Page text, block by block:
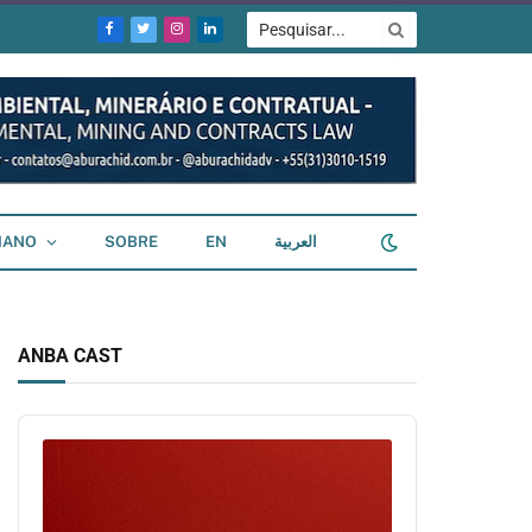
Facebook
TwitterInstagram
LinkedIn
SOBRE EN العربية
ANBA CAST
Audio
Player